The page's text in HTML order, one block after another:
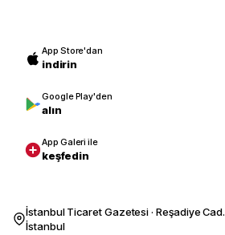
App Store'dan
indirin
Google Play'den
alın
App Galeri ile
keşfedin
İstanbul Ticaret Gazetesi · Reşadiye
İstanbul